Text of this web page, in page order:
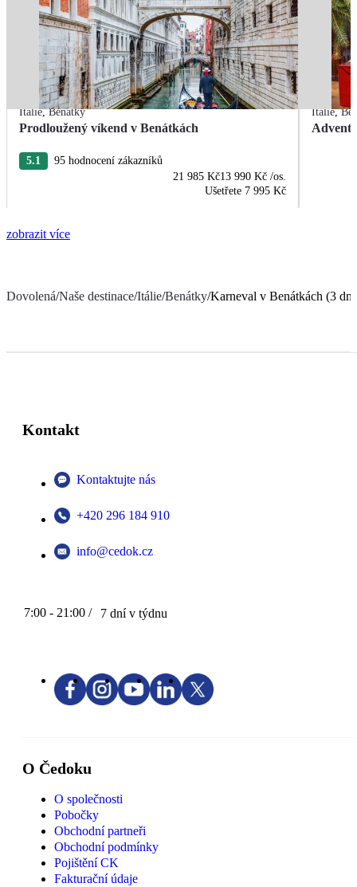
Itálie,Benátky
Prodloužený víkend v Benátkách
5.1
95 hodnocení zákazníků
21 985 Kč13 990 Kč /os.
Ušetřete 7 995 Kč
Itálie,
Advent
zobrazit více
Dovolená/Naše destinace/Itálie/Benátky/Karneval v Benátkách (3
Kontakt
Kontaktujte nás
+420 296 184 910
info@cedok.cz
7:00 - 21:00 / 7 dní v týdnu
O Čedoku
O společnosti
Pobočky
Obchodní partneři
Obchodní podmínky
Pojištění CK
Fakturační údaje